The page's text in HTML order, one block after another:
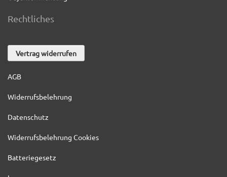
Rechtliches
Vertrag widerrufen
AGB
Widerrufsbelehrung
Datenschutz
Widerrufsbelehrung Cookies
Batteriegesetz